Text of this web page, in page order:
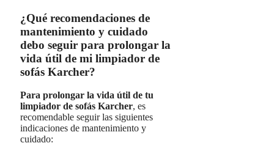
¿Qué recomendaciones de
mantenimiento y cuidado
debo seguir para prolongar la
vida útil de mi limpiador de
sofás Karcher?
Para prolongar la vida útil de tu
limpiador de sofás Karcher, es
recomendable seguir las siguientes
indicaciones de mantenimiento y
cuidado: